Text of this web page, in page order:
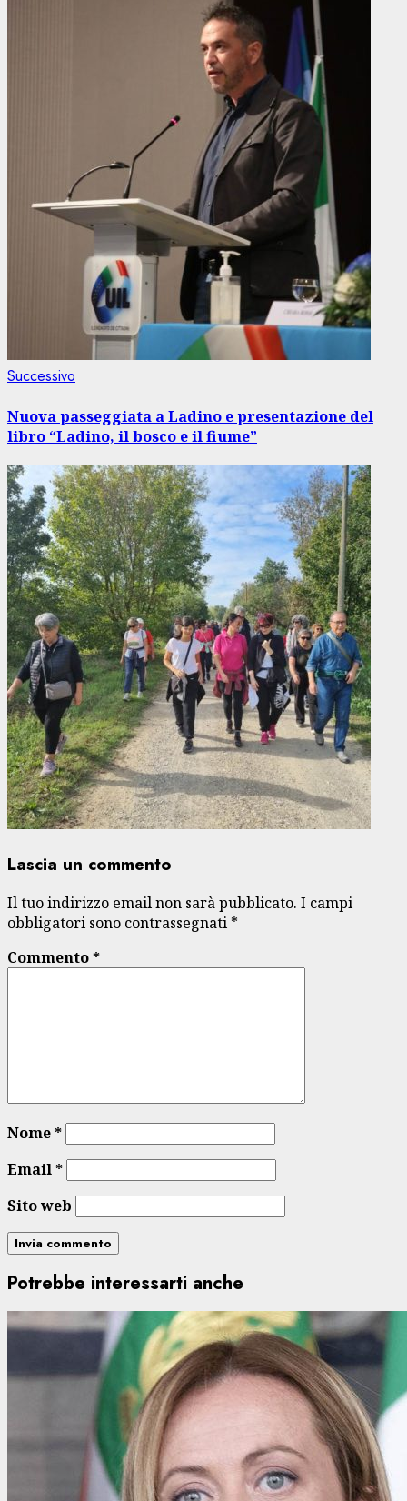
Successivo
Nuova passeggiata a Ladino e presentazione del
libro “Ladino, il bosco e il fiume”
Lascia un commento
Il tuo indirizzo email non sarà pubblicato. I campi
obbligatori sono contrassegnati *
Commento*
Nome*
Email*
Sito web
Potrebbe interessarti anche